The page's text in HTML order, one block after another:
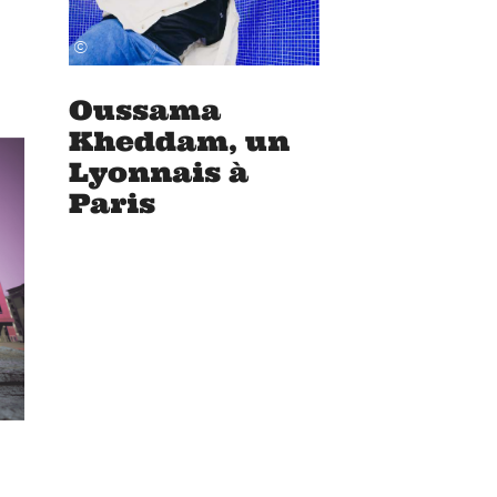
©
Oussama
Kheddam, un
Lyonnais à
Paris